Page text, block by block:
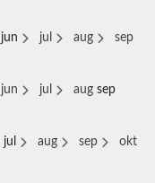
jun jul aug
sep
jun jul aug sep
jul aug sep
okt